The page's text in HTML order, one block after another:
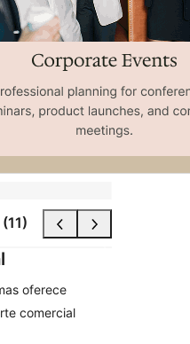
oferece
comercial